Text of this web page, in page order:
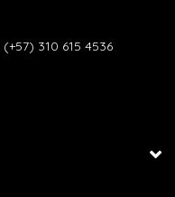
(+57) 310 615 4536